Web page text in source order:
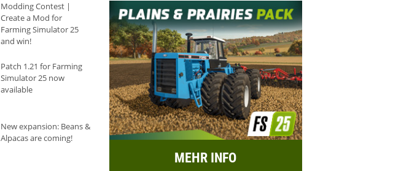
Modding Contest |
Create a Mod for
Farming Simulator 25
and win!
Patch 1.21 for Farming
Simulator 25 now
available
New expansion: Beans &
Alpacas are coming!
MEHR INFO